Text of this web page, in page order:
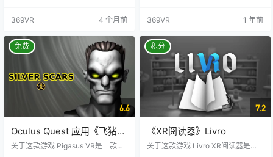
以使用Reality Browser，它完全在
YouTube放在墙上，根据电影屏幕
的大小调整其大小。 您还可以将您
的Twitter消息放在桌面上。 在天花
369VR 4 个月前
ool还提供了远程设备管理功能。 O
供选择。在报告模式下，该工具会
在VR会话结束后展示有关性能的报
告数据。这些报告数据可以…
369VR 1 年前
免费
6.6
Oculus Quest 应用《飞猪播
放器》Pigasus VR Media
关于这款游戏 Pigasus VR是一款功
积分
7.2
《XR阅读器》Livro
关于这款游戏 Livro XR阅读器是一